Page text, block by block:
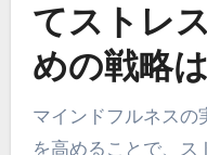
てストレ
めの戦略
マインドフルネスの
を高めることで、ス